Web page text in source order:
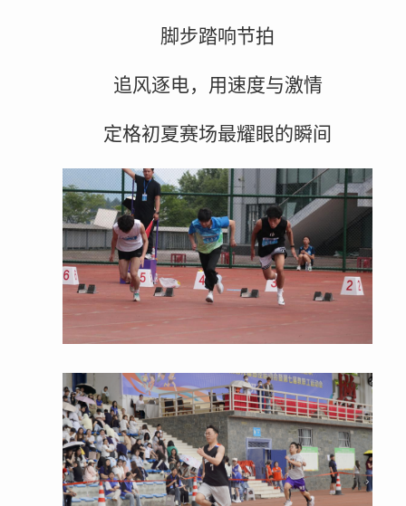
脚步踏响节拍
追风逐电，用速度与激情
定格初夏赛场最耀眼的瞬间